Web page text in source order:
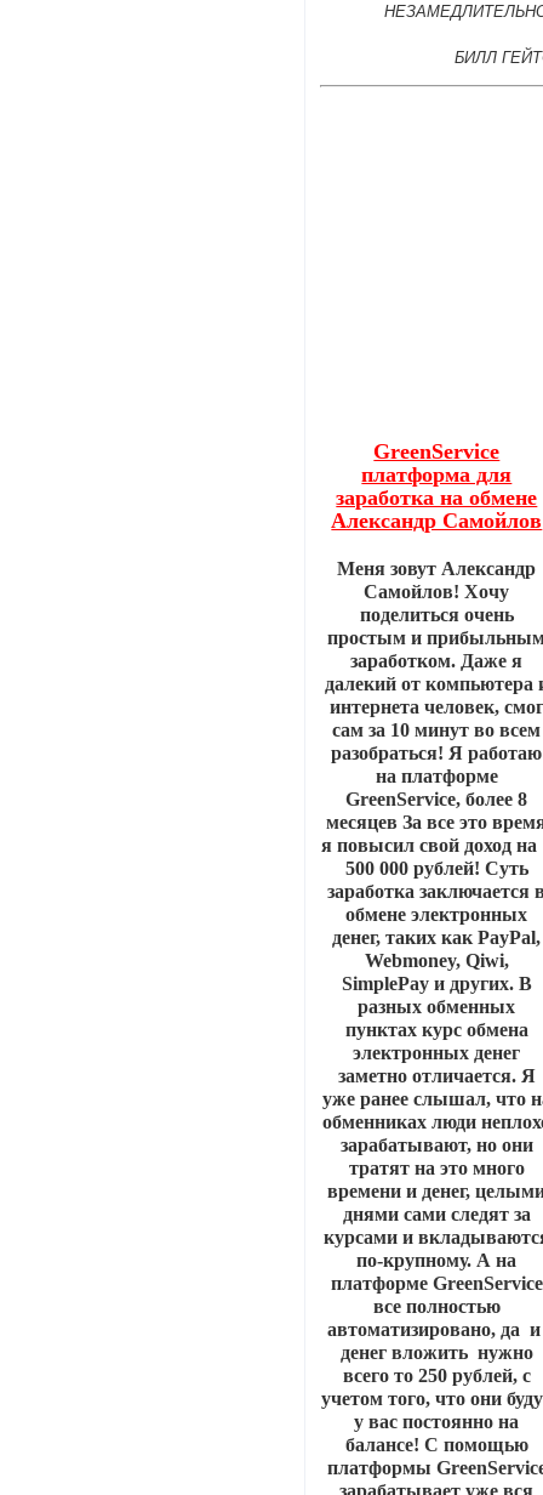
БИЛЛ
GreenService
платформа для
заработка на обмене
Александр Самойлов
Меня зовут Александр
Самойлов! Хочу
поделиться очень
простым и
заработком. Даже я
далекий от компьютера
интернета человек, смог
сам за 10 минут во всем
разобраться! Я работаю
на платформе
GreenService, более 8
месяцев За все это
я повысил свой доход на
500 000 рублей! Суть
заработка заключается
обмене электронных
денег, таких как PayPal,
Webmoney, Qiwi,
SimplePay и других. В
разных обменных
пунктах курс обмена
электронных денег
заметно отличается. Я
уже ранее слышал, что
обменниках люди
зарабатывают, но они
тратят на это много
времени и денег,
днями сами следят за
курсами и
по-крупному. А на
платформе GreenService
все полностью
автоматизировано, да
денег вложить нужно
всего то 250 рублей, с
учетом того, что они
у вас постоянно на
балансе! С помощью
платформы